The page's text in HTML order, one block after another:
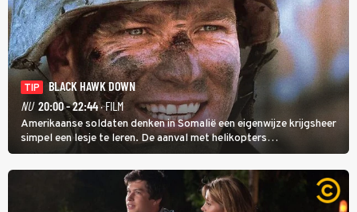
TIP
BLACK HAWK DOWN
NU 20:00 - 22:44· FILM
Amerikaanse soldaten denken in Somalië een eigenwijze krijgsheer
simpel een lesje te leren. De aanval met helikopters
verloopt in Black Hawk down dramatisch.